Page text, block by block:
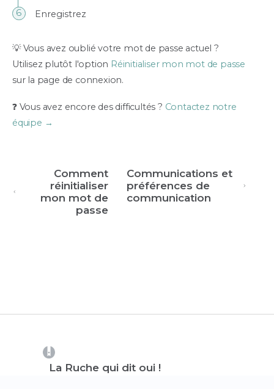
Enregistrez
💡 Vous avez oublié votre mot de passe actuel ?
Utilisez plutôt l'option Réinitialiser mon mot de passe
sur la page de connexion.
❓ Vous avez encore des difficultés ? Contactez notre
équipe →
Comment
réinitialiser
mon mot de
passe
Communications et
préférences de
communication
La Ruche qui dit oui !